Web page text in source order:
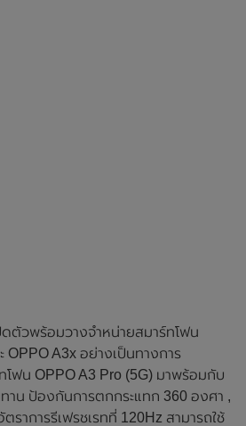
ดตัวพร้อมวางจำหน่ายสมาร์ทโฟน
OPPO A3x อย่างเป็นทางการ
โฟน OPPO A3 Pro (5G) มาพร้อมกับ
าน ป้องกันการตกกระแทก 360 องศา ,
าการรีเฟรชเรทที่ 120Hz สามารถใช้